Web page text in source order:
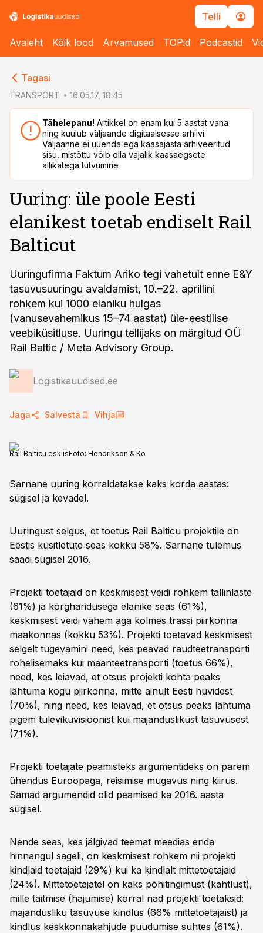
Telli
Avaleht Kõik lood Arvamused TOPid Podcastid
Tagasi
TRANSPORT 16.05.17, 18:45
Tähelepanu! Artikkel on enam kui 5 aastat vana
ning kuulub väljaande digitaalsesse arhiivi.
Väljaanne ei uuenda ega kaasajasta arhiveeritud
sisu, mistõttu võib olla vajalik kaasaegsete
allikatega tutvumine
Uuring: üle poole Eesti
elanikest toetab endiselt Rail
Balticut
Uuringufirma Faktum Ariko tegi vahetult enne E&Y
tasuvusuuringu avaldamist, 10.–22. aprillini
rohkem kui 1000 elaniku hulgas
(vanusevahemikus 15–74 aastat) üle-eestilise
veebiküsitluse. Uuringu tellijaks on märgitud OÜ
Rail Baltic / Meta Advisory Group.
Logistikauudised.ee
Jaga Salvesta Vihja
Rail Balticu eskiisFoto: Hendrikson & Ko
Sarnane uuring korraldatakse kaks korda aastas:
sügisel ja kevadel.
Uuringust selgus, et toetus Rail Balticu projektile on
Eestis küsitletute seas kokku 58%. Sarnane tulemus
saadi sügisel 2016.
Projekti toetajaid on keskmisest veidi rohkem tallinlaste
(61%) ja kõrgharidusega elanike seas (61%),
keskmisest veidi vähem aga kolmes trassi piirkonna
maakonnas (kokku 53%). Projekti toetavad keskmisest
selgelt tugevamini need, kes peavad raudteetransporti
rohelisemaks kui maanteetransporti (toetus 66%),
need, kes leiavad, et otsus projekti kohta peaks
lähtuma kogu piirkonna, mitte ainult Eesti huvidest
(70%), ning need, kes leiavad, et otsus peaks lähtuma
pigem tulevikuvisioonist kui majanduslikust tasuvusest
(71%).
Projekti toetajate peamisteks argumentideks on parem
ühendus Euroopaga, reisimise mugavus ning kiirus.
Samad argumendid olid peamised ka 2016. aasta
sügisel.
Nende seas, kes jälgivad teemat meedias enda
hinnangul sageli, on keskmisest rohkem nii projekti
kindlaid toetajaid (29%) kui ka kindlalt mittetoetajaid
(24%). Mittetoetajatel on kaks põhitingimust (kahtlust),
mille täitmise (hajumise) korral nad projekti toetaksid:
majandusliku tasuvuse kindlus (66% mittetoetajaist) ja
kindlus keskkonnakahjude puudumise suhtes (61%).